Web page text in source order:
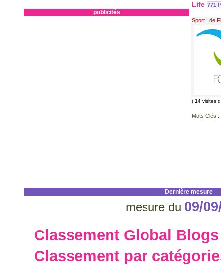
publicités
Life 771
Sport de
( 14 visites
Mots Clés :
Dernière mesure
mesure du 09/
Classement Global Blogs
Classement par